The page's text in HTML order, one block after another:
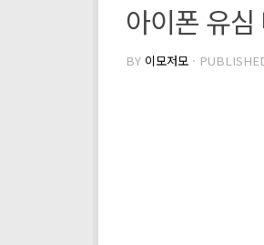
아이폰 유
BY 이모저모 ·